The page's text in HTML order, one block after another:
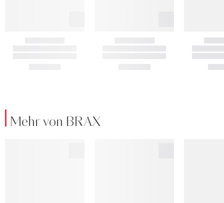
Mehr von BRAX